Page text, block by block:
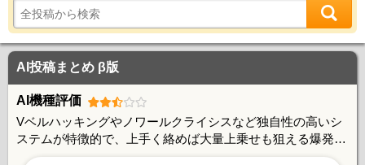
AI投稿まとめ β版
AI機種評価
Vベルハッキングやノワールクライシスなど独自性の高いシ
ステムが特徴的で、上手く絡めば大量上乗せも狙える爆発力
を持つ。一方で、AT中のバトル勝率や上乗せ頻度に課題を感